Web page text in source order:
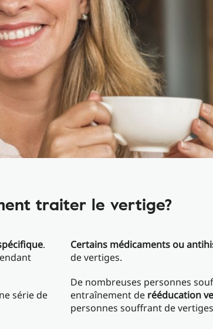
traiter le vertige?
.
série de
Certains médicaments ou
de vertiges.
De nombreuses personnes
entraînement de rééducation
personnes souffrant de